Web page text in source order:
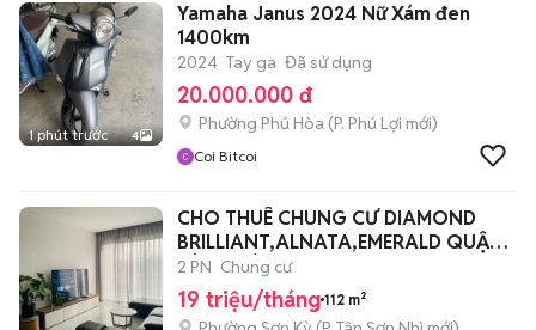
1 phút trước 4
Yamaha Janus 2024 Nữ Xám đen
1400km
2024 Tay ga Đã sử dụng
20.000.000 đ
Phường Phú Hòa (P. Phú Lợi mới)
Coi Bitcoi
CHO THUÊ CHUNG CƯ DIAMOND
BRILLIANT,ALNATA,EMERALD QUẬN
TÂN PHÚ
2 PN Chung cư
19 triệu/tháng 112 m²